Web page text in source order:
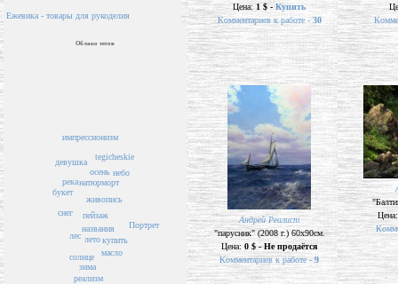
Ежевика - товары для рукоделия
Облако тегов
пейзаж
названия
живопись
лето
натюрморт
купить
солнце
лес
зима
осень
букет
масло
река
снег
tegicheskie
реализм
небо
импрессионизм
Портрет
девушка
Цена:1 $ - Купить
Комментариев к работе -30
Андрей Реалист
"парусник" (2008 г.) 60х90см.
Цена: 0 $ - Не продаётся
Комментариев к работе - 9